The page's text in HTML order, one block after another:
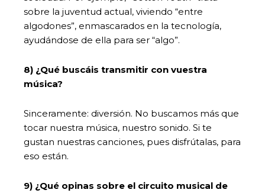
sobre la juventud actual, viviendo “entre
algodones”, enmascarados en la tecnología,
ayudándose de ella para ser “algo”.
8) ¿Qué buscáis transmitir con vuestra
música?
Sinceramente: diversión. No buscamos más que
tocar nuestra música, nuestro sonido. Si te
gustan nuestras canciones, pues disfrútalas, para
eso están.
9) ¿Qué opinas sobre el circuito musical de